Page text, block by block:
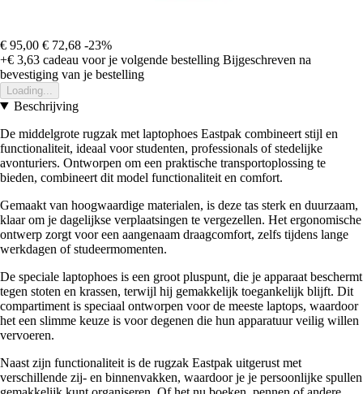
€ 95,00 € 72,68 -23%
+€ 3,63 cadeau voor je volgende bestelling Bijgeschreven na
bevestiging van je bestelling
Loading...
Beschrijving
De middelgrote rugzak met laptophoes Eastpak combineert stijl en
functionaliteit, ideaal voor studenten, professionals of stedelijke
avonturiers. Ontworpen om een praktische transportoplossing te
bieden, combineert dit model functionaliteit en comfort.
Gemaakt van hoogwaardige materialen, is deze tas sterk en duurzaam,
klaar om je dagelijkse verplaatsingen te vergezellen. Het ergonomische
ontwerp zorgt voor een aangenaam draagcomfort, zelfs tijdens lange
werkdagen of studeermomenten.
De speciale laptophoes is een groot pluspunt, die je apparaat beschermt
tegen stoten en krassen, terwijl hij gemakkelijk toegankelijk blijft. Dit
compartiment is speciaal ontworpen voor de meeste laptops, waardoor
het een slimme keuze is voor degenen die hun apparatuur veilig willen
vervoeren.
Naast zijn functionaliteit is de rugzak Eastpak uitgerust met
verschillende zij- en binnenvakken, waardoor je je persoonlijke spullen